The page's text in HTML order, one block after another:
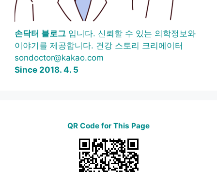
손닥터 블로그 입니다. 신뢰할 수 있는 의학정보와
이야기를 제공합니다. 건강 스토리 크리에이터
sondoctor@kakao.com
Since 2018. 4. 5
QR Code for This Page